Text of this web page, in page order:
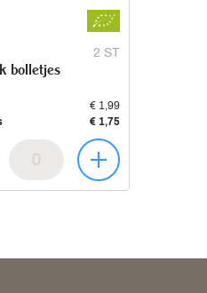
2 ST
bolletjes
€ 1,99
€ 1,75